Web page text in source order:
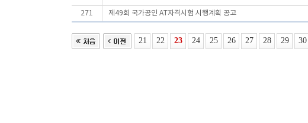
271 제49회 국가공인 AT자격시험 시행계획 공고
21 22 23 24 25 26 27 28 29 30